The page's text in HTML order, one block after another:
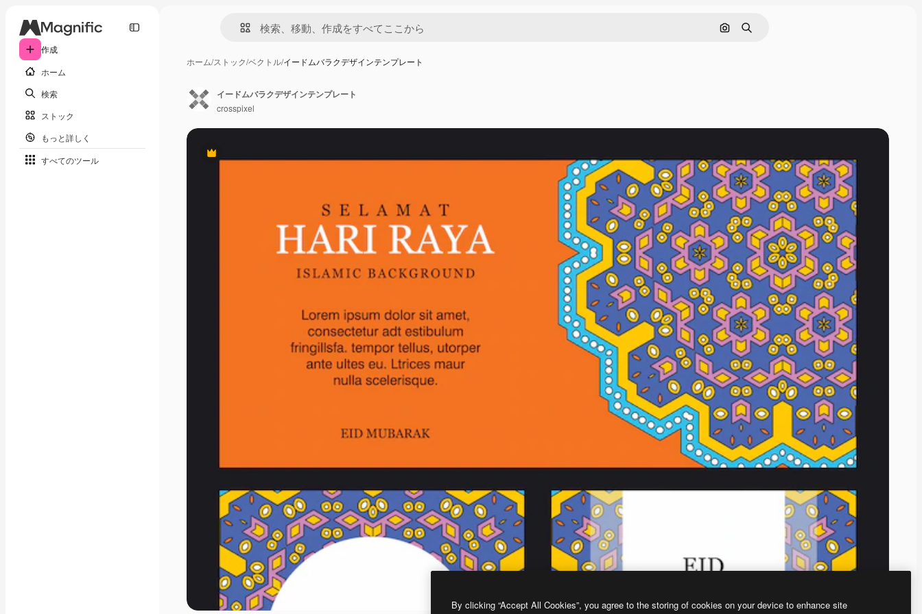
作成
ホーム
検索
ストック
もっと詳しく
すべてのツール
画像で検索
検索
ホーム/ストック/ベクトル/イードムバラクデザインテンプレート
Premium
イードムバラクデザインテンプレート
crosspixel
By clicking “Accept All Cookies”, you agree to the storing of cookies on your device to enhance site